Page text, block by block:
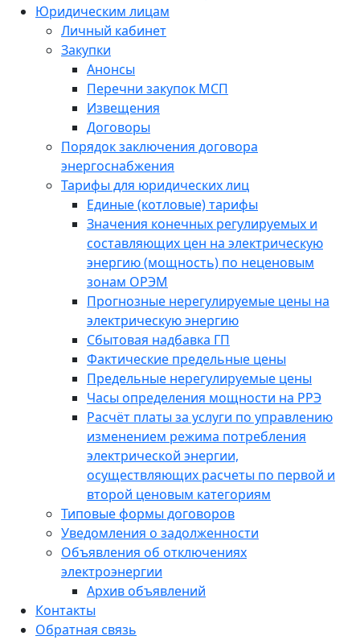
Юридическим лицам
Личный кабинет
Закупки
Анонсы
Перечни закупок МСП
Извещения
Договоры
Порядок заключения договора
энергоснабжения
Тарифы для юридических лиц
Единые (котловые) тарифы
Значения конечных регулируемых и
составляющих цен на электрическую
энергию (мощность) по неценовым
зонам ОРЭМ
Прогнозные нерегулируемые цены на
электрическую энергию
Сбытовая надбавка ГП
Фактические предельные цены
Предельные нерегулируемые цены
Часы определения мощности на РРЭ
Расчёт платы за услуги по управлению
изменением режима потребления
электрической энергии,
осуществляющих расчеты по первой и
второй ценовым категориям
Типовые формы договоров
Уведомления о задолженности
Объявления об отключениях
электроэнергии
Архив объявлений
Контакты
Обратная связь